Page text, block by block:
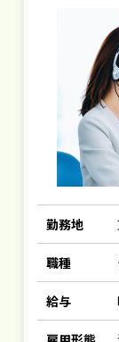
勤務地
職種
給与